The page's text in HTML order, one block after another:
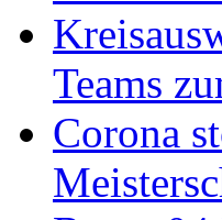
Teams
Corona